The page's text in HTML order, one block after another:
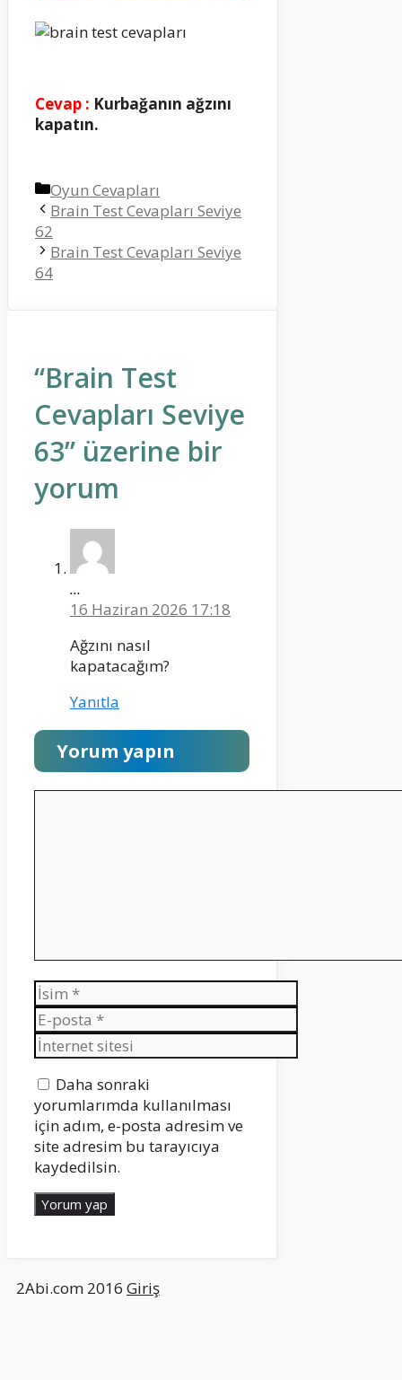
Cevap : Kurbağanın ağzını
kapatın.
Kategoriler
Oyun Cevapları
Brain Test Cevapları Seviye
62
Brain Test Cevapları Seviye
64
“Brain Test
Cevapları Seviye
63” üzerine bir
yorum
...
16 Haziran 2026 17:18
Ağzını nasıl
kapatacağım?
Yanıtla
Yorum yapın
İsim
E-
posta
İnternet
sitesi
Daha sonraki
yorumlarımda kullanılması
için adım, e-posta adresim ve
site adresim bu tarayıcıya
kaydedilsin.
2Abi.com 2016 Giriş